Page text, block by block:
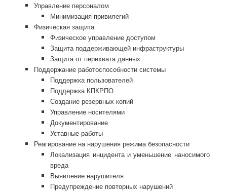
Управление персоналом
Минимизация привилегий
Физическая защита
Физическое управление доступом
Защита поддерживающей инфраструктуры
Защита от перехвата данных
Поддержание работоспособности системы
Поддержка пользователей
Поддержка КПКРПО
Создание резервных копий
Управление носителями
Документирование
Уставные работы
Реагирование на нарушения режима безопасности
Локализация инцидента и уменьшение наносимого
вреда
Выявление нарушителя
Предупреждение повторных нарушений